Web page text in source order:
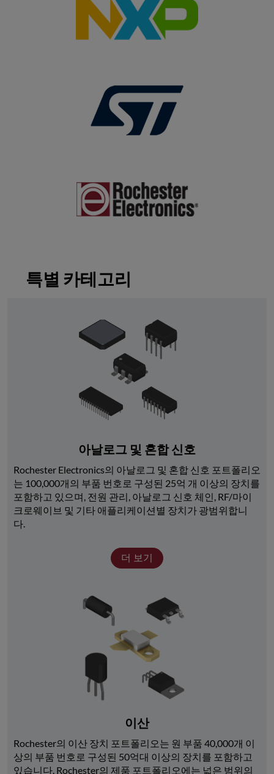
특별 카테고리
아날로그 및 혼합 신호
Rochester Electronics의 아날로그 및 혼합 신호 포트폴리오
는 100,000개의 부품 번호로 구성된 25억 개 이상의 장치를
포함하고 있으며, 전원 관리, 아날로그 신호 체인, RF/마이
크로웨이브 및 기타 애플리케이션별 장치가 광범위합니
다.
더 보기
이산
Rochester의 이산 장치 포트폴리오는 원 부품 40,000개 이
상의 부품 번호로 구성된 50억대 이상의 장치를 포함하고
있습니다. Rochester의 제품 포트폴리오에는 넓은 범위의